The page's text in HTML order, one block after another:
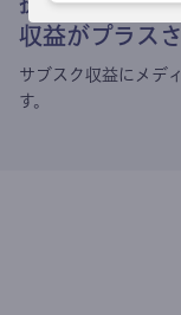
収益がプラス
サブスク収益にメデ
す。